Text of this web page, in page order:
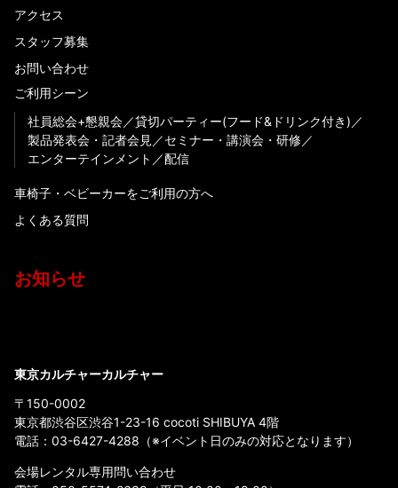
アクセス
スタッフ募集
お問い合わせ
ご利用シーン
社員総会+懇親会
貸切パーティー(フード&ドリンク付き)
製品発表会・記者会見
セミナー・講演会・研修
エンターテインメント
配信
車椅子・ベビーカーをご利用の方へ
よくある質問
お知らせ
東京カルチャーカルチャー
〒150-0002
東京都渋谷区渋谷1-23-16 cocoti SHIBUYA 4階
電話： 03-6427-4288 （※イベント日のみの対応となります）
会場レンタル専用問い合わせ